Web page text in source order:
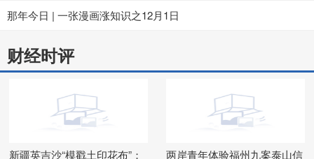
那年今日 | 一张漫画涨知识之12月1日
财经时评
新疆英吉沙“模戳土印花布”：
两岸青年体验福州九案泰山信